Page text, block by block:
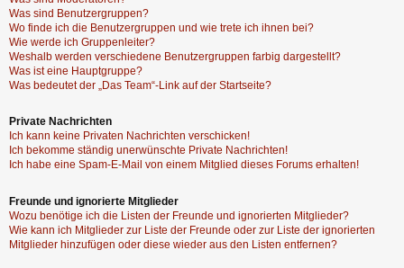
Was sind Benutzergruppen?
Wo finde ich die Benutzergruppen und wie trete ich ihnen bei?
Wie werde ich Gruppenleiter?
Weshalb werden verschiedene Benutzergruppen farbig dargestellt?
Was ist eine Hauptgruppe?
Was bedeutet der „Das Team“-Link auf der Startseite?
Private Nachrichten
Ich kann keine Privaten Nachrichten verschicken!
Ich bekomme ständig unerwünschte Private Nachrichten!
Ich habe eine Spam-E-Mail von einem Mitglied dieses Forums erhalten!
Freunde und ignorierte Mitglieder
Wozu benötige ich die Listen der Freunde und ignorierten Mitglieder?
Wie kann ich Mitglieder zur Liste der Freunde oder zur Liste der ignorierten
Mitglieder hinzufügen oder diese wieder aus den Listen entfernen?